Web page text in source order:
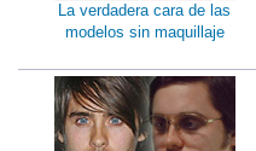
La verdadera cara de las
modelos sin maquillaje